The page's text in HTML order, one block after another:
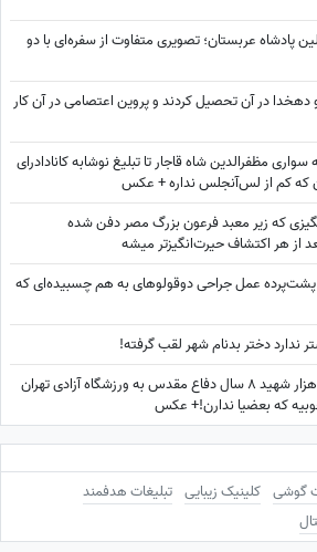
پادشاه عربستان؛ تصویری متفاوت از سفره‌ای با دو
دهخدا در آن تحصیل کردند و پروین اعتصامی در آن کار
مظفرالدین شاه قاجار تا تبلیغ نوشابه ‌کانادادرای
که کم از لس‌آنجلس نداره + عکس
که زیر معبد فرعون بزرگ مصر دفن شده
از هر اکتشاف حیرت‌انگیزتر میشه
/ پشت‌پرده عمل جراحی دوقولوهای به هم چسبیده‌ای که
صدام حسین، قاتل هزاران هزار شهید 8 سال دفاع مقدس به ورزشگاه آزادی تهران
که بعضیا ندارن!+ عکس
گوشی کلینیک زیبایی تبلیغات هدفمند